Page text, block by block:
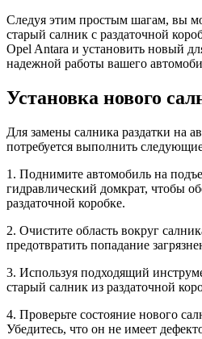
Следуя этим простым шагам, вы
старый салник с раздаточной
Opel Antara и установить новый
надежной работы вашего
Установка нового
Для замены салника раздатки на
потребуется выполнить
1. Поднимите автомобиль на
гидравлический домкрат, чтобы
раздаточной коробке.
2. Очистите область вокруг
предотвратить попадание
3. Используя подходящий
старый салник из раздаточной
4. Проверьте состояние нового
Убедитесь, что он не имеет